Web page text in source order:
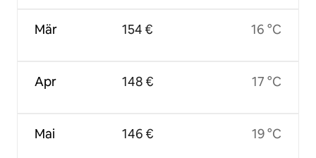
Mär
Apr
Mai
154 €
148 €
146 €
16 °C
17 °C
19 °C